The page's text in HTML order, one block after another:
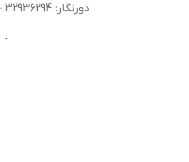
دورنگار: 32936294 – 025